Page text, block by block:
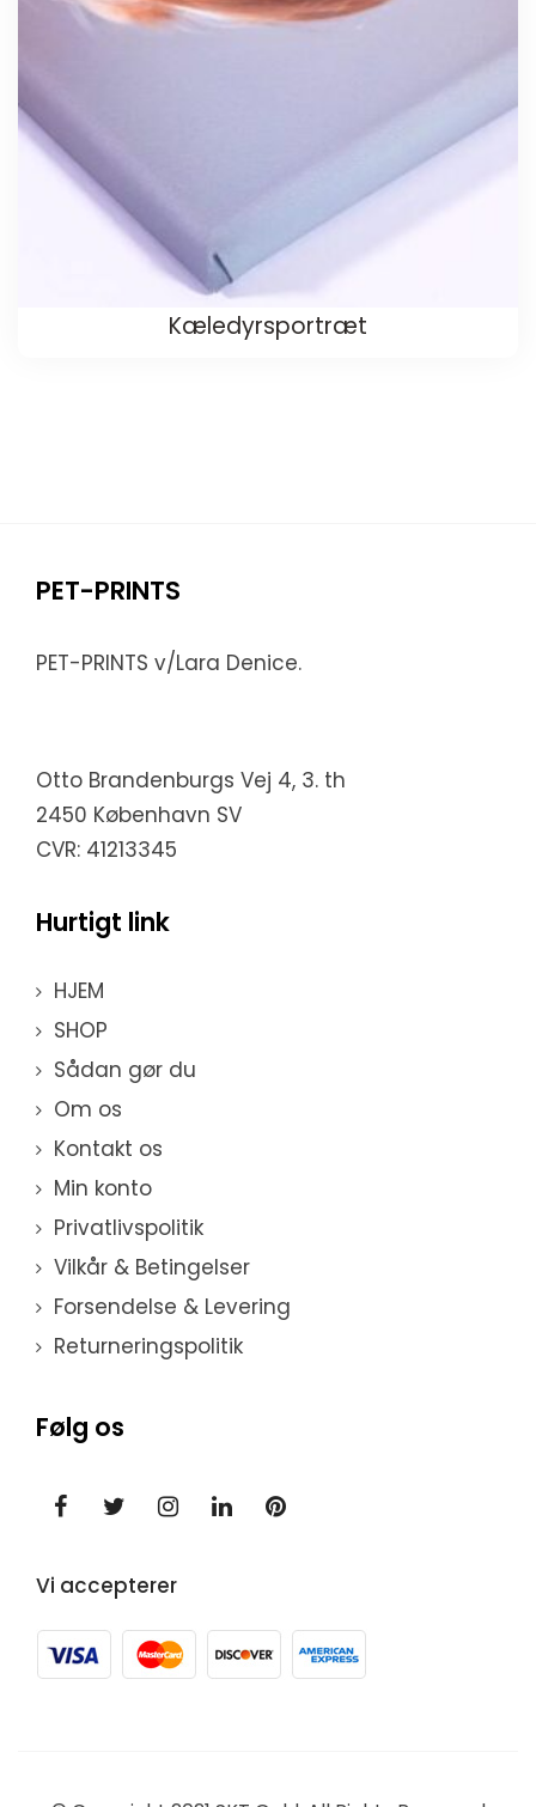
Kæledyrsportræt
PET-PRINTS
PET-PRINTS v/Lara Denice.
Otto Brandenburgs Vej 4, 3. th
2450 København SV
CVR: 41213345
Hurtigt link
HJEM
SHOP
Sådan gør du
Om os
Kontakt os
Min konto
Privatlivspolitik
Vilkår & Betingelser
Forsendelse & Levering
Returneringspolitik
Følg os
Vi accepterer